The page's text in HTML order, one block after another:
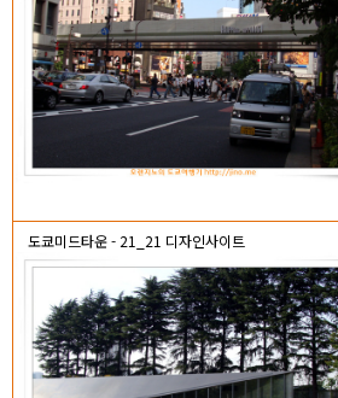
도쿄미드타운 - 21_21 디자인사이트